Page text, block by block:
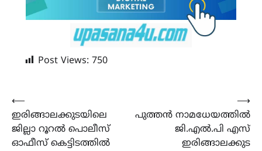
Post Views: 750
Post
navigation
⟵
ഇരിങ്ങാലക്കുടയിലെ
ജില്ലാ റൂറൽ പൊലീസ്
ഓഫീസ് കെട്ടിടത്തിൽ
പുത്തൻ നാമധേയത്തിൽ
ജി.എൽ.പി എസ്
ഇരിങ്ങാലക്കുട
⟶